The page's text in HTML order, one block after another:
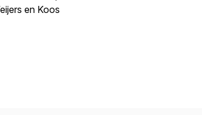
en Koos